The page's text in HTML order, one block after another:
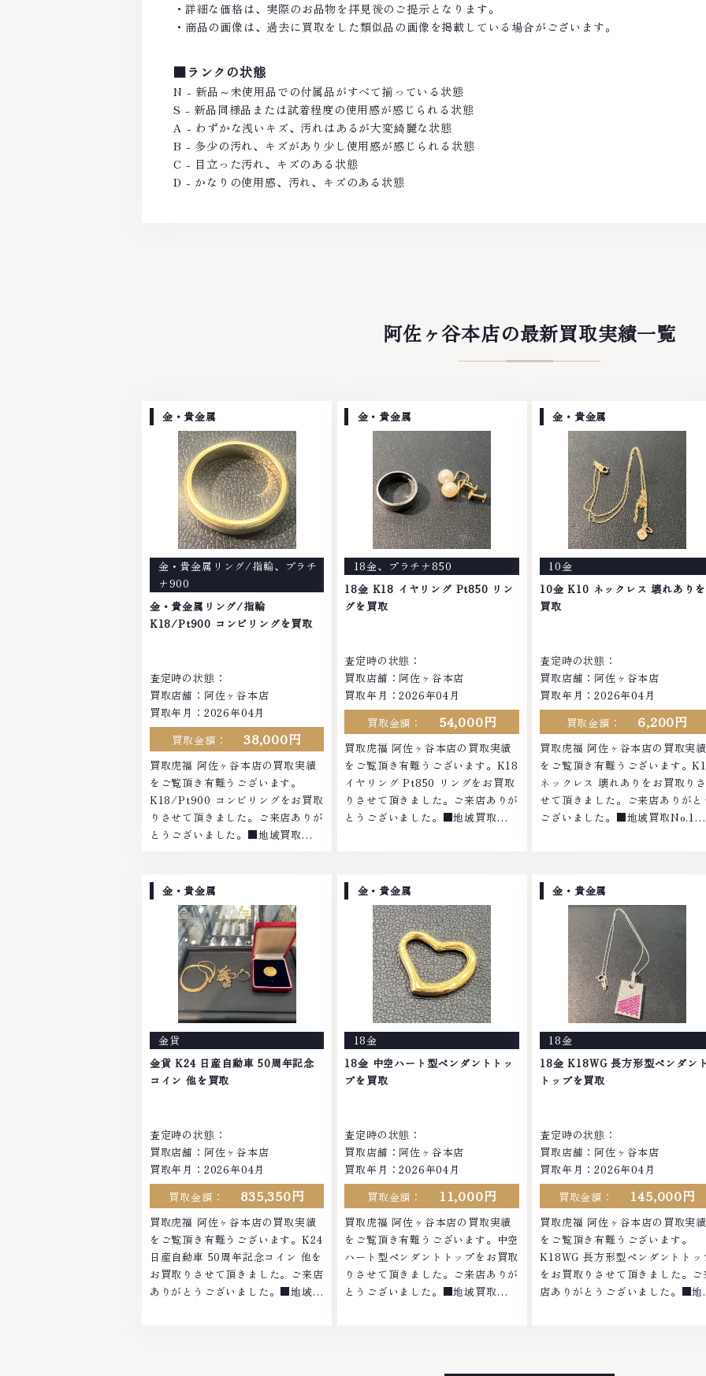
・詳細な価格は、実際のお品物を拝見後のご提示となります。
・商品の画像は、過去に買取をした類似品の画像を掲載している場合がございます。
■ランクの状態
N - 新品～未使用品での付属品がすべて揃っている状態
S - 新品同様品または試着程度の使用感が感じられる状態
A - わずかな浅いキズ、汚れはあるが大変綺麗な状態
B - 多少の汚れ、キズがあり少し使用感が感じられる状態
C - 目立った汚れ、キズのある状態
D - かなりの使用感、汚れ、キズのある状態
阿佐ヶ谷本店の最新買取実績一覧
金・貴金属
金・貴金属リング/指輪、 プラチ
ナ900
金・貴金属リング/指輪
K18/Pt900 コンビリングを買取
査定時の状態：
買取店舗：阿佐ヶ谷本店
買取年月：2026年04月
買取金額：
38,000円
買取虎福 阿佐ヶ谷本店の買取実績
をご覧頂き有難うございます。
K18/Pt900 コンビリングをお買取
りさせて頂きました。ご来店ありが
とうございました。■地域買取
取りのことなら、お任せくださいな
かでも金・プラチナ等のアクセサリ
ー・貴金属・宝石・ダイヤモンド・
ジュエリーや ブランド品・時計等
は特に自信を持って、高額査定を実
現しております。 古くて使わなく
なってしまったアクセサリー、動か
なくなってしまった腕時計、多くの
お品物の高価買取りを実現してお
り、他店ではお値段の付かなかった
お品物でも、一点一点丁寧に無料で
査定します。お気軽にご連絡くださ
金・貴金属
18金、 プラチナ850
18金 K18 イヤリング Pt850 リン
グを買取
査定時の状態：
買取店舗：阿佐ヶ谷本店
買取年月：2026年04月
買取金額：
54,000円
買取虎福 阿佐ヶ谷本店の買取実績
をご覧頂き有難うございます。K18
イヤリング Pt850 リングをお買取
りさせて頂きました。ご来店ありが
とうございました。■地域買取
かでも金・プラチナ等のアクセサリ
ー・貴金属・宝石・ダイヤモンド・
ジュエリーや ブランド品・時計等
は特に自信を持って、高額査定を実
現しております。 古くて使わなく
なってしまったアクセサリー、動か
なくなってしまった腕時計、多くの
お品物の高価買取りを実現してお
り、他店ではお値段の付かなかった
お品物でも、一点一点丁寧に無料で
査定します。お気軽にご連絡くださ
い。TEL: 0120-959-764営業時間:
金・貴金属
10金
10金 K10 ネックレス 壊れありを
買取
査定時の状態：
買取店舗：阿佐ヶ谷本店
買取年月：2026年04月
買取金額：
6,200円
買取虎福 阿佐ヶ谷本店の買取実績
をご覧頂き有難うございます。
ネックレス 壊れありをお買取りさ
せて頂きました。ご来店ありがと
ございました。■地域買取No.1へ
金・プラチナ等のアクセサリー・貴
金属・宝石・ダイヤモンド・ジュエ
リーや ブランド品・時計等は特に
自信を持って、高額査定を実現して
おります。 古くて使わなくなって
しまったアクセサリー、動かなくな
ってしまった腕時計、多くのお品物
の高価買取りを実現しており、他店
ではお値段の付かなかったお品物で
も、一点一点丁寧に無料で査定しま
す。お気軽にご連絡ください。
TEL: 0120-959-764営業時間:
金・貴金属
金貨
金貨 K24 日産自動車 50周年記念
コイン 他を買取
査定時の状態：
買取店舗：阿佐ヶ谷本店
買取年月：2026年04月
買取金額：
835,350円
買取虎福 阿佐ヶ谷本店の買取実績
をご覧頂き有難うございます。K24
日産自動車 50周年記念コイン 他を
お買取りさせて頂きました。ご来店
ありがとうございました。■地域買
金・貴金属
18金
18金 中空ハート型ペンダントトッ
プを買取
査定時の状態：
買取店舗：阿佐ヶ谷本店
買取年月：2026年04月
買取金額：
11,000円
買取虎福 阿佐ヶ谷本店の買取実績
をご覧頂き有難うございます。中空
ハート型ペンダントトップをお買取
りさせて頂きました。ご来店ありが
とうございました。■地域買取
金・貴金属
18金
18金 K18WG 長方形型ペンダント
トップを買取
査定時の状態：
買取店舗：阿佐ヶ谷本店
買取年月：2026年04月
買取金額：
145,000円
買取虎福 阿佐ヶ谷本店の買取実績
をご覧頂き有難うございます。
K18WG 長方形型ペンダントトッ
をお買取りさせて頂きました。ご
店ありがとうございました。■地